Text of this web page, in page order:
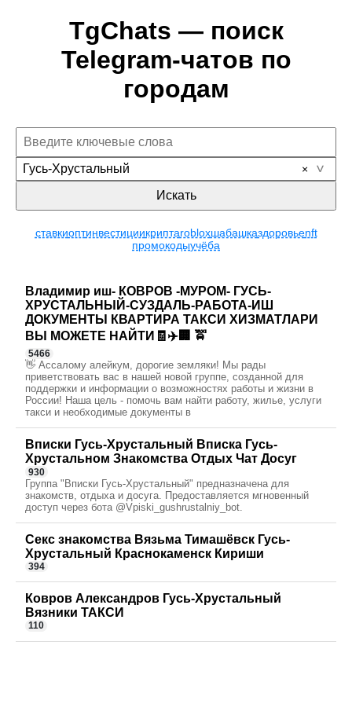
TgChats — поиск
Telegram-чатов по
городам
Гусь-Хрустальный
Искать
ставкиоптинвестициикриптаrobloxшабашказдоровьеnft
промокодыучёба
Владимир иш- КОВРОВ -МУРОМ- ГУСЬ-
ХРУСТАЛЬНЫЙ-СУЗДАЛЬ-РАБОТА-ИШ
ДОКУМЕНТЫ КВАРТИРА ТАКСИ ХИЗМАТЛАРИ
ВЫ МОЖЕТЕ НАЙТИ🧾✈️🏢 🚖
5466
👋 Ассалому алейкум, дорогие земляки! Мы рады
приветствовать вас в нашей новой группе, созданной для
поддержки и информации о возможностях работы и жизни в
России! Наша цель - помочь вам найти работу, жилье, услуги
такси и необходимые документы в
Вписки Гусь-Хрустальный Вписка Гусь-
Хрустальном Знакомства Отдых Чат Досуг
930
Группа "Вписки Гусь-Хрустальный" предназначена для
знакомств, отдыха и досуга. Предоставляется мгновенный
доступ через бота @Vpiski_gushrustalniy_bot.
Секс знакомства Вязьма Тимашёвск Гусь-
Хрустальный Краснокаменск Кириши
394
Ковров Александров Гусь-Хрустальный
Вязники ТАКСИ
110